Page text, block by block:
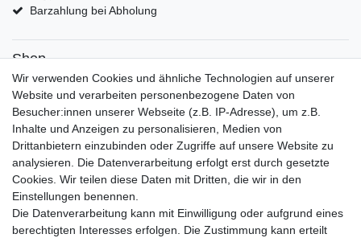
Barzahlung bei Abholung
Shop
moderne Regale
Designer Kommoden
Designer Schreibtische
Musterstücke von Oberflächen
Mein Konto
eröffne dein eigenes Konto bei uns
erstelle deine eigene Wunschliste
Kontakt
Wir verwenden Cookies und ähnliche Technologien auf unserer
Website und verarbeiten personenbezogene Daten von
Besucher:innen unserer Webseite (z.B. IP-Adresse), um z.B.
Inhalte und Anzeigen zu personalisieren, Medien von
Drittanbietern einzubinden oder Zugriffe auf unsere Website zu
analysieren. Die Datenverarbeitung erfolgt erst durch gesetzte
Cookies. Wir teilen diese Daten mit Dritten, die wir in den
Einstellungen benennen.
Die Datenverarbeitung kann mit Einwilligung oder aufgrund eines
berechtigten Interesses erfolgen. Die Zustimmung kann erteilt